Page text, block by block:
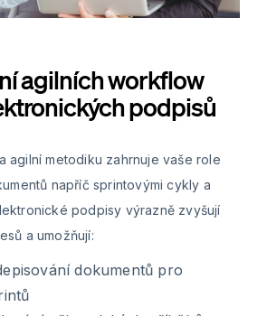
agilních workflow
podpisů
agilní metodiku zahrnuje vaše role
napříč sprintovými cykly a
podpisy výrazně zvyšují
a umožňují:
dokumentů pro